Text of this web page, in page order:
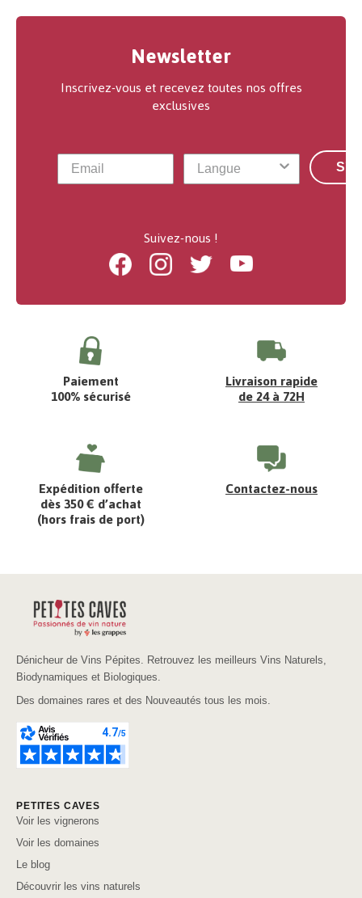
Newsletter
Inscrivez-vous et recevez toutes nos offres
exclusives
Suivez-nous !
FacebookInstagramTwitter Youtube
Paiement
100% sécurisé
Livraison rapide
de 24 à 72H
Expédition offerte
dès 350 € d’achat
(hors frais de port)
Contactez-nous
Dénicheur de Vins Pépites. Retrouvez les meilleurs Vins Naturels,
Biodynamiques et Biologiques.
Des domaines rares et des Nouveautés tous les mois.
PETITES CAVES
Voir les vignerons
Voir les domaines
Le blog
Découvrir les vins naturels